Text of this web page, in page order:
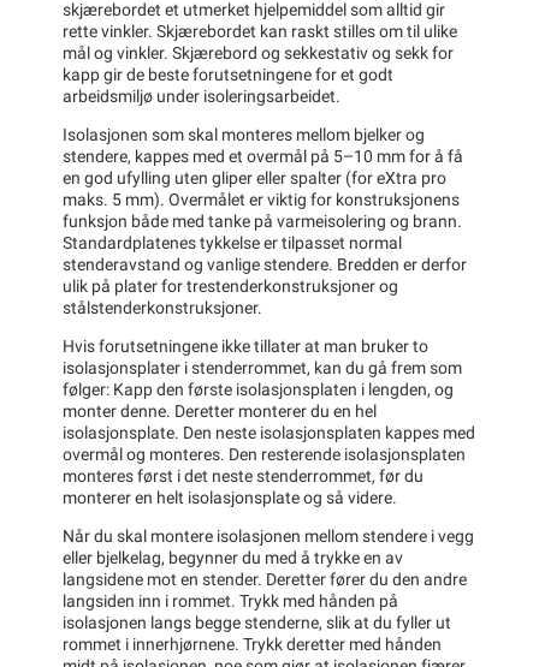
skjærebordet et utmerket hjelpemiddel som alltid gir
rette vinkler. Skjærebordet kan raskt stilles om til ulike
mål og vinkler. Skjærebord og sekkestativ og sekk for
kapp gir de beste forutsetningene for et godt
arbeidsmiljø under isoleringsarbeidet.
Isolasjonen som skal monteres mellom bjelker og
stendere, kappes med et overmål på 5–10 mm for å få
en god ufylling uten gliper eller spalter (for eXtra pro
maks. 5 mm). Overmålet er viktig for konstruksjonens
funksjon både med tanke på varmeisolering og brann.
Standardplatenes tykkelse er tilpasset normal
stenderavstand og vanlige stendere. Bredden er derfor
ulik på plater for trestenderkonstruksjoner og
stålstenderkonstruksjoner.
Hvis forutsetningene ikke tillater at man bruker to
isolasjonsplater i stenderrommet, kan du gå frem som
følger: Kapp den første isolasjonsplaten i lengden, og
monter denne. Deretter monterer du en hel
isolasjonsplate. Den neste isolasjonsplaten kappes med
overmål og monteres. Den resterende isolasjonsplaten
monteres først i det neste stenderrommet, før du
monterer en helt isolasjonsplate og så videre.
Når du skal montere isolasjonen mellom stendere i vegg
eller bjelkelag, begynner du med å trykke en av
langsidene mot en stender. Deretter fører du den andre
langsiden inn i rommet. Trykk med hånden på
isolasjonen langs begge stenderne, slik at du fyller ut
rommet i innerhjørnene. Trykk deretter med hånden